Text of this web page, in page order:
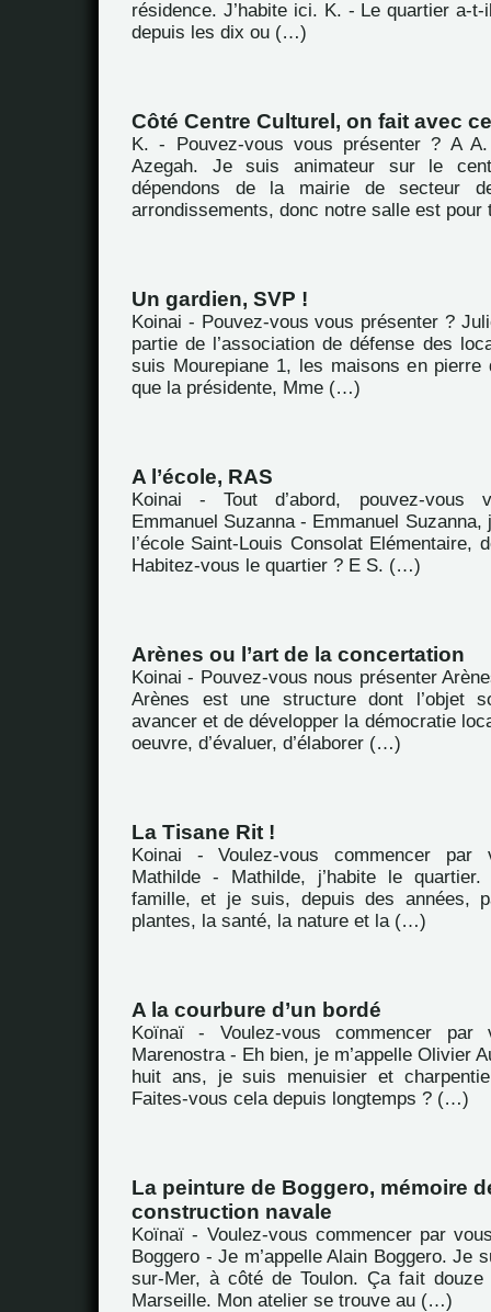
résidence. J’habite ici. K. - Le quartier a-t-
depuis les dix ou (…)
Côté Centre Culturel, on fait avec
K. - Pouvez-vous vous présenter ? A
Azegah. Je suis animateur sur le
dépendons de la mairie de secteur
arrondissements, donc notre salle est
Un gardien, SVP !
Koinai - Pouvez-vous vous présenter ?
partie de l’association de défense des
suis Mourepiane 1, les maisons en pierre
que la présidente, Mme (…)
A l’école, RAS
Koinai - Tout d’abord, pouvez-vous
Emmanuel Suzanna - Emmanuel
l’école Saint-Louis Consolat Elémentaire,
Habitez-vous le quartier ? E S. (…)
Arènes ou l’art de la concertation
Koinai - Pouvez-vous nous présenter
Arènes est une structure dont l’objet
avancer et de développer la démocratie
oeuvre, d’évaluer, d’élaborer (…)
La Tisane Rit !
Koinai - Voulez-vous commencer par
Mathilde - Mathilde, j’habite le
famille, et je suis, depuis des années,
plantes, la santé, la nature et la (…)
A la courbure d’un bordé
Koïnaï - Voulez-vous commencer par
Marenostra - Eh bien, je m’appelle Olivier
huit ans, je suis menuisier et
Faites-vous cela depuis longtemps ? (…)
La peinture de Boggero, mémoire
construction navale
Koïnaï - Voulez-vous commencer par
Boggero - Je m’appelle Alain Boggero. Je
sur-Mer, à côté de Toulon. Ça fait
Marseille. Mon atelier se trouve au (…)